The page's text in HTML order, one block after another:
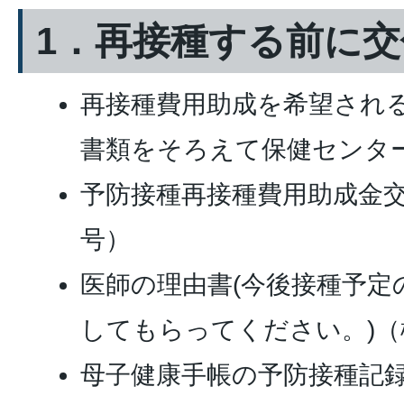
1．再接種する前に
再接種費用助成を希望され
書類をそろえて保健センタ
予防接種再接種費用助成金
号）
医師の理由書(今後接種予
してもらってください。)
母子健康手帳の予防接種記